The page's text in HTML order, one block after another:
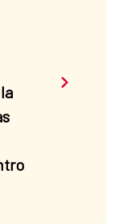
Saber